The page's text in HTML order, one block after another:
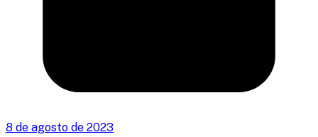
8 de agosto de 2023